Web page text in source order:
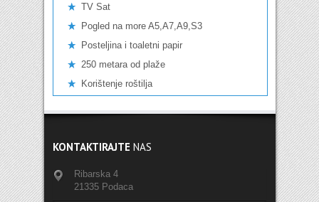
TV Sat
Pogled na more A5,A7,A9,S3
Posteljina i toaletni papir
250 metara od plaže
Korištenje roštilja
KONTAKTIRAJTE NAS
Ribarska 4
21335 Podaca